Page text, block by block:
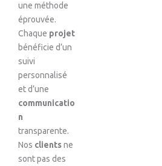
une méthode
éprouvée.
Chaque projet
bénéficie d’un
suivi
personnalisé
et d’une
communicatio
n
transparente.
Nos clientsne
sont pas des